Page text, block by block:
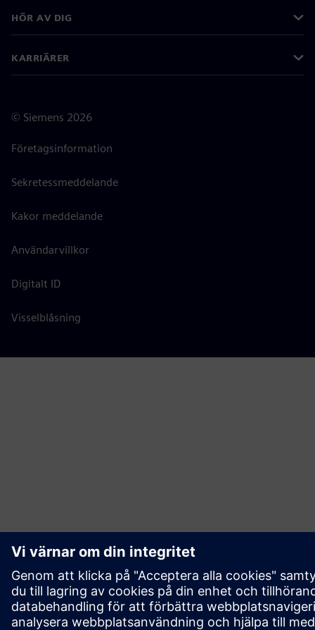
HÖR AV DIG
KARRIÄRER
© Siemens 2026
Företagsinformation
Sekretessmeddelande
Kakor meddelande
Användarvillkor
Digitalt ID
Visselblåsning